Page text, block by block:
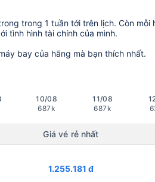
trong 1 tuần tới trên lịch. Còn
tình hình tài chính của mình.
bay của hãng mà bạn thích nhất.
10/08
687k
11/08
687k
Giá vé rẻ nhất
1.255.181 đ